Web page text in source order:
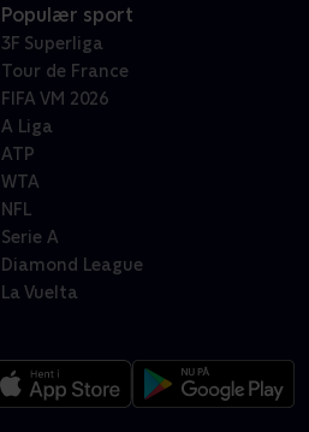
Populær sport
3F Superliga
Tour de France
FIFA VM 2026
A Liga
ATP
WTA
NFL
Serie A
Diamond League
La Vuelta